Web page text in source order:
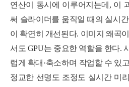
연산이 동시에 이루어지는데, 이
써 슬라이더를 움직일 때의 실시
이 확연히 개선된다. 이미지 왜곡
서도 GPU는 중요한 역할을 한다.
럽게 확대·축소하며 작업할 수 있
정교한 선명도 조정도 실시간 미